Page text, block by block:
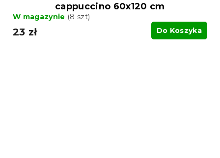
cappuccino 60x120 cm
W magazynie (8 szt)
23 zł Do Koszyka